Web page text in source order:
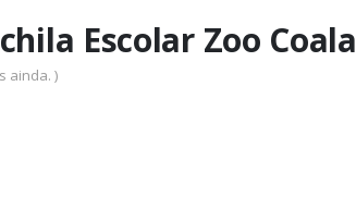
Escolar Zoo Coala
ainda. )